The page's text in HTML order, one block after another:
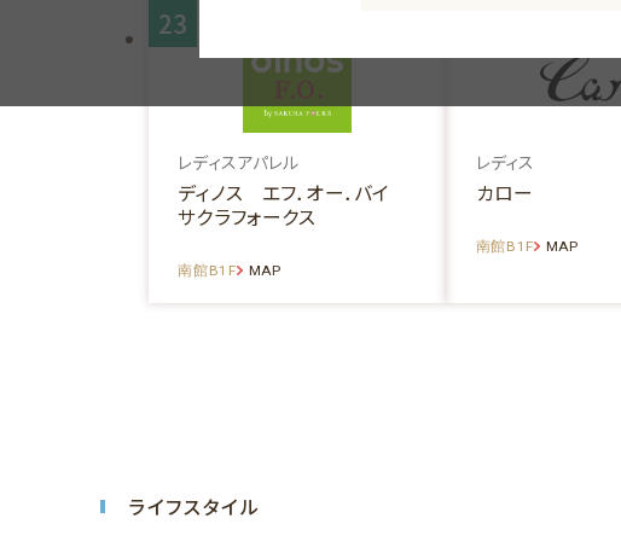
23
レディスアパレル
ディノス エフ．オー．バイ
サクラフォークス
南館B1F MAP
レディス
カロー
南館B1F MAP
ライフスタイル